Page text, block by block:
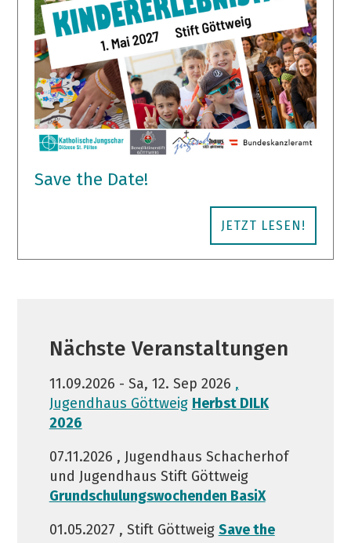
Save the Date!
JETZT LESEN!
Nächste Veranstaltungen
11.09.2026 - Sa, 12. Sep 2026 ,
Jugendhaus Göttweig Herbst DILK
2026
07.11.2026 , Jugendhaus Schacherhof
und Jugendhaus Stift Göttweig
Grundschulungswochenden BasiX
01.05.2027 , Stift Göttweig Save the